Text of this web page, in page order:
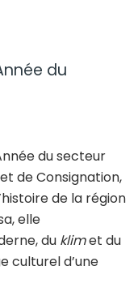
du
du secteur
de Consignation,
de la région
elle
du klimet du
culturel d’une